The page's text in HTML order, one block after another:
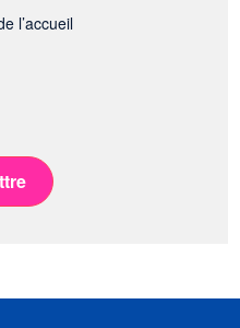
l’accueil